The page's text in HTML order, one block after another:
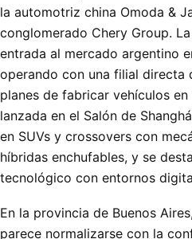
la automotriz china Omoda &
conglomerado Chery Group.
entrada al mercado argentino
operando con una filial directa
planes de fabricar vehículos
lanzada en el Salón de
en SUVs y crossovers con
híbridas enchufables, y se
tecnológico con entornos
En la provincia de Buenos
parece normalizarse con la